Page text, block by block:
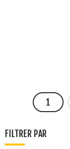
1
FILTRER PAR